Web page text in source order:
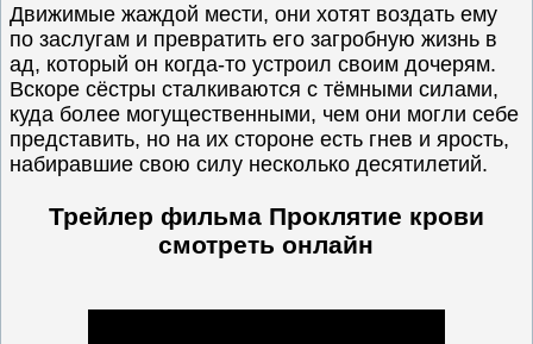
Движимые жаждой мести, они хотят воздать ему
по заслугам и превратить его загробную жизнь в
ад, который он когда-то устроил своим дочерям.
Вскоре сёстры сталкиваются с тёмными силами,
куда более могущественными, чем они могли себе
представить, но на их стороне есть гнев и ярость,
набиравшие свою силу несколько десятилетий.
Трейлер фильма Проклятие крови
смотреть онлайн